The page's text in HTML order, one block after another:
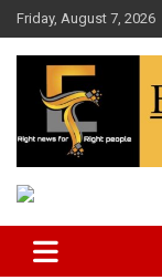
Skip
to
content
Friday, August 7, 2026
Edition